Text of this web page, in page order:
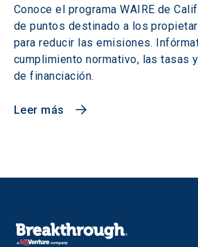
Conoce el programa WAIRE de
de puntos destinado a los
para reducir las emisiones.
cumplimiento normativo, las tasas
de financiación.
Leer más